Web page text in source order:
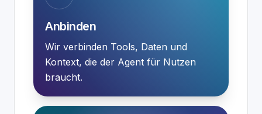
Anbinden
Wir verbinden Tools, Daten und
Kontext, die der Agent für Nutzen
braucht.